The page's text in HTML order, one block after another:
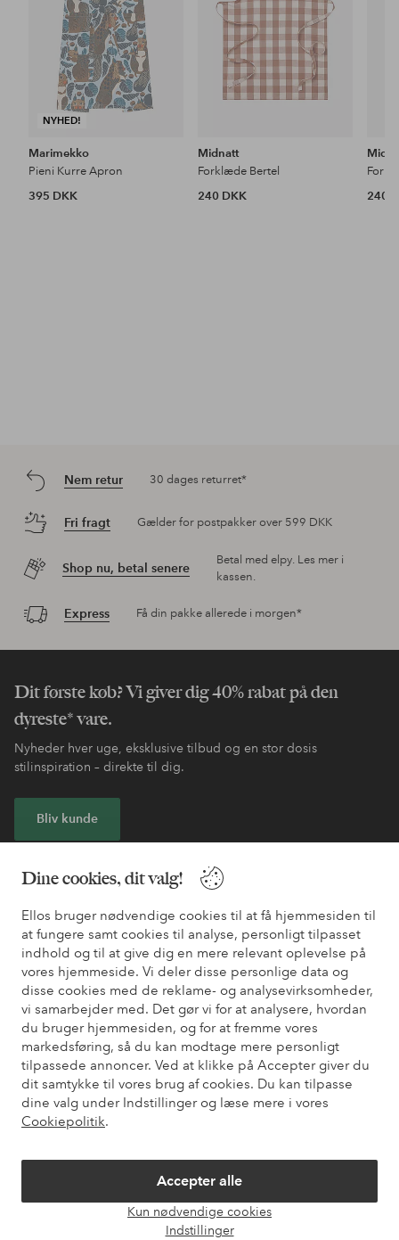
Dine cookies, dit valg!
Ellos bruger nødvendige cookies til at få hjemmesiden til
at fungere samt cookies til analyse, personligt tilpasset
indhold og til at give dig en mere relevant oplevelse på
vores hjemmeside. Vi deler disse personlige data og
disse cookies med de reklame- og analysevirksomheder,
vi samarbejder med. Det gør vi for at analysere, hvordan
du bruger hjemmesiden, og for at fremme vores
markedsføring, så du kan modtage mere personligt
tilpassede annoncer. Ved at klikke på Accepter giver du
dit samtykke til vores brug af cookies. Du kan tilpasse
dine valg under Indstillinger og læse mere i vores
Cookiepolitik.
Accepter alle
Kun nødvendige cookies
Indstillinger
NYHED!
Marimekko
Pieni Kurre Apron
395 DKK
Midnatt
Forklæde Bertel
240 DKK
240
Nem retur 30 dages returret*
Fri fragt Gælder for postpakker over 599 DKK
Shop nu, betal senere
Betal med elpy. Les mer i
kassen.
Express Få din pakke allerede i morgen*
Dit første køb? Vi giver dig 40% rabat på den
dyreste* vare.
Nyheder hver uge, eksklusive tilbud og en stor dosis
stilinspiration – direkte til dig.
Bliv kunde
Har du brug for hjælp?
Du kan finde svar på de oftest stillede spørgsmål i vores FAQ.
Du kan også finde oplysninger om, hvordan du kontakter os.
Kundeservice Bestilling Betalingsmåde
Mine sider